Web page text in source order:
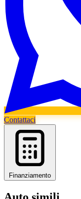
Contattaci
Finanziamento